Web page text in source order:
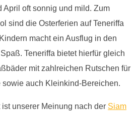
April oft sonnig und mild. Zum
sind die Osterferien auf Teneriffa
macht ein Ausflug in den
Teneriffa bietet hierfür gleich
mit zahlreichen Rutschen für
auch Kleinkind-Bereichen.
unserer Meinung nach der Siam